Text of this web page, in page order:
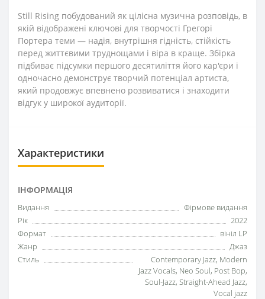
Still Rising побудований як цілісна музична розповідь, в
якій відображені ключові для творчості Грегорі
Портера теми — надія, внутрішня гідність, стійкість
перед життєвими труднощами і віра в краще. Збірка
підбиває підсумки першого десятиліття його кар'єри і
одночасно демонструє творчий потенціал артиста,
який продовжує впевнено розвиватися і знаходити
відгук у широкої аудиторії.
Характеристики
ІНФОРМАЦІЯ
Видання
Фірмове видання
Рік
2022
Формат
вініл LP
Жанр
Джаз
Стиль
Contemporary Jazz, Modern
Jazz Vocals, Neo Soul, Post Bop,
Soul-Jazz, Straight-Ahead Jazz,
Vocal jazz